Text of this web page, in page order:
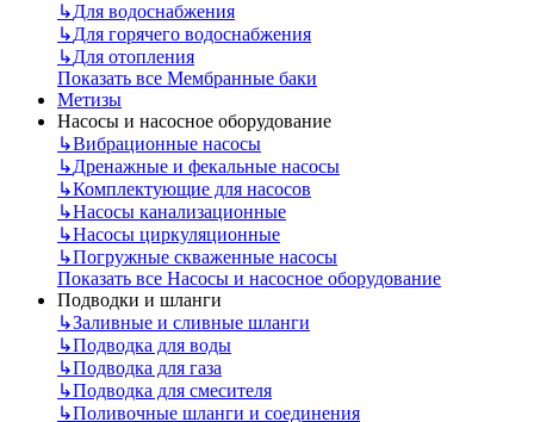
↳Для водоснабжения
↳Для горячего водоснабжения
↳Для отопления
Показать все Мембранные баки
Метизы
Насосы и насосное оборудование
↳Вибрационные насосы
↳Дренажные и фекальные насосы
↳Комплектующие для насосов
↳Насосы канализационные
↳Насосы циркуляционные
↳Погружные скваженные насосы
Показать все Насосы и насосное оборудование
Подводки и шланги
↳Заливные и сливные шланги
↳Подводка для воды
↳Подводка для газа
↳Подводка для смесителя
↳Поливочные шланги и соединения